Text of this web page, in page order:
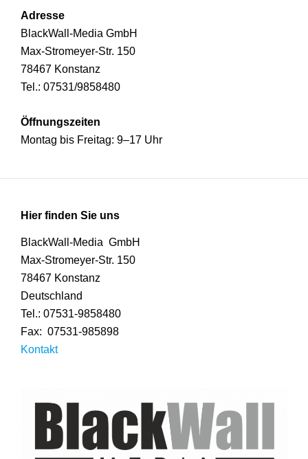
Adresse
BlackWall-Media GmbH
Max-Stromeyer-Str. 150
78467 Konstanz
Tel.: 07531/9858480
Öffnungszeiten
Montag bis Freitag: 9–17 Uhr
Hier finden Sie uns
BlackWall-Media GmbH
Max-Stromeyer-Str. 150
78467 Konstanz
Deutschland
Tel.: 07531-9858480
Fax: 07531-985898
Kontakt